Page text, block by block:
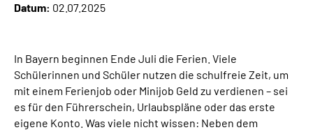
Über uns
Leichte Sprache
Suche
Datum: 02.07.2025
In Bayern beginnen Ende Juli die Ferien. Viele
Schülerinnen und Schüler nutzen die schulfreie Zeit, um
mit einem Ferienjob oder Minijob Geld zu verdienen – sei
es für den Führerschein, Urlaubspläne oder das erste
eigene Konto. Was viele nicht wissen: Neben dem